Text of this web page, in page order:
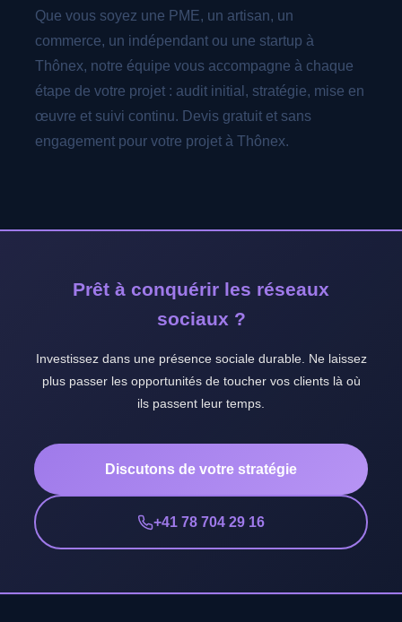
Que vous soyez une PME, un artisan, un
commerce, un indépendant ou une startup à
Thônex, notre équipe vous accompagne à chaque
étape de votre projet : audit initial, stratégie, mise en
œuvre et suivi continu. Devis gratuit et sans
engagement pour votre projet à Thônex.
Prêt à conquérir les réseaux
sociaux ?
Investissez dans une présence sociale durable. Ne laissez
plus passer les opportunités de toucher vos clients là où
ils passent leur temps.
Discutons de votre stratégie
+41 78 704 29 16